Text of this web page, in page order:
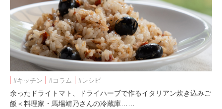
#キッチン #コラム #レシピ
余ったドライトマト、ドライハーブで作るイタリアン炊き込みご
飯＜料理家・馬場靖乃さんの冷蔵庫……